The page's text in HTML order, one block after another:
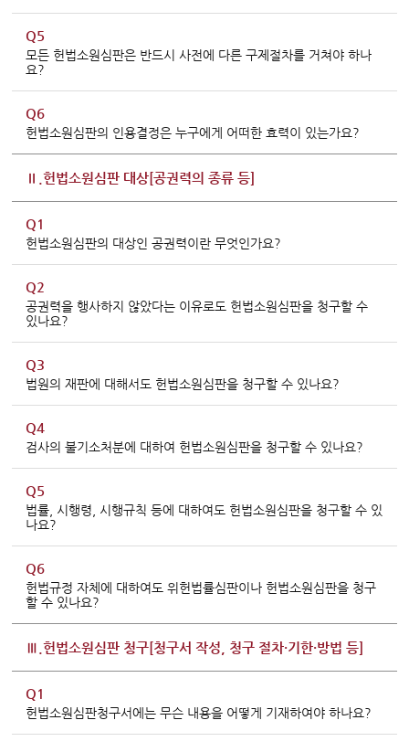
Q5
모든 헌법소원심판은 반드시 사전에 다른 구제절차를 거쳐야 하나
요?
Q6
헌법소원심판의 인용결정은 누구에게 어떠한 효력이 있는가요?
Ⅱ.헌법소원심판 대상[공권력의 종류 등]
Q1
헌법소원심판의 대상인 공권력이란 무엇인가요?
Q2
공권력을 행사하지 않았다는 이유로도 헌법소원심판을 청구할 수
있나요?
Q3
법원의 재판에 대해서도 헌법소원심판을 청구할 수 있나요?
Q4
검사의 불기소처분에 대하여 헌법소원심판을 청구할 수 있나요?
Q5
법률, 시행령, 시행규칙 등에 대하여도 헌법소원심판을 청구할 수 있
나요?
Q6
헌법규정 자체에 대하여도 위헌법률심판이나 헌법소원심판을 청구
할 수 있나요?
Ⅲ.헌법소원심판 청구[청구서 작성, 청구 절차·기한·방법 등]
Q1
헌법소원심판청구서에는 무슨 내용을 어떻게 기재하여야 하나요?